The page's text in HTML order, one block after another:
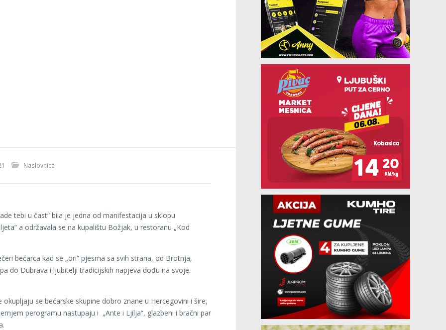
Naslovnica
tebi u čast“ bila je jedna od manifestacija u sklopu
a održavala se na kupalištu Božjak, u restoranu „Kod
bećarca kad se „ori“ pjesma sa svih strana, od Brotnja,
do Dubrava i ljubitelji tradicijskih napjeva dođu na svoje.
okupljaju se bećarske skupine dobro znane u Hercegovini i šire,
perogramu nastupaju i „Ante i Ljilja“, glazbeni i bračni par